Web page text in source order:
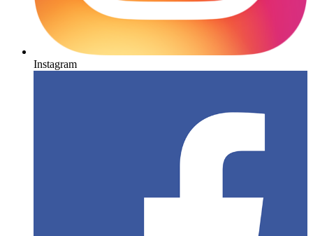
Instagram